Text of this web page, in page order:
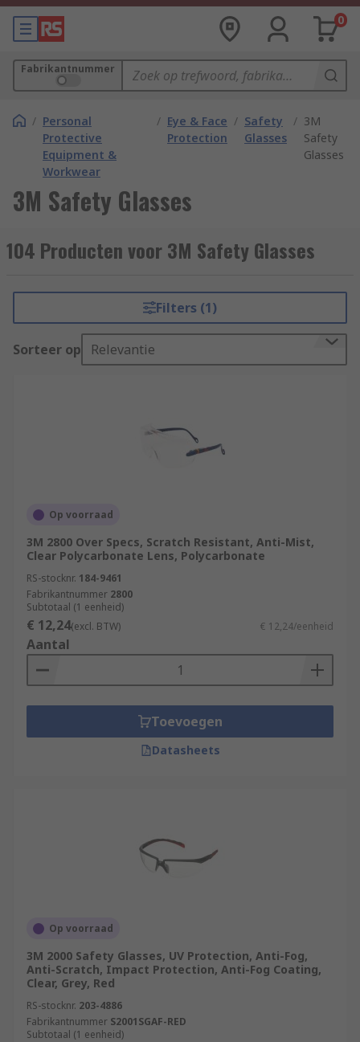
0
Fabrikantnummer
/ Personal
Protective
Equipment &
Workwear
/ Eye & Face
Protection
/ Safety
Glasses
/ 3M
Safety
Glasses
3M Safety Glasses
104 Producten voor 3M Safety Glasses
Filters (1)
Sorteer op Relevantie
Op voorraad
3M 2800 Over Specs, Scratch Resistant, Anti-Mist,
Clear Polycarbonate Lens, Polycarbonate
RS-stocknr. 184-9461
Fabrikantnummer 2800
Subtotaal (1 eenheid)
€ 12,24(excl. BTW) € 12,24/eenheid
Aantal
Toevoegen
Datasheets
Op voorraad
3M 2000 Safety Glasses, UV Protection, Anti-Fog,
Anti-Scratch, Impact Protection, Anti-Fog Coating,
Clear, Grey, Red
RS-stocknr. 203-4886
Fabrikantnummer S2001SGAF-RED
Subtotaal (1 eenheid)